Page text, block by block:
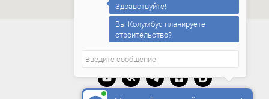
Здравствуйте!
Вы Колумбус планируете
строительство?